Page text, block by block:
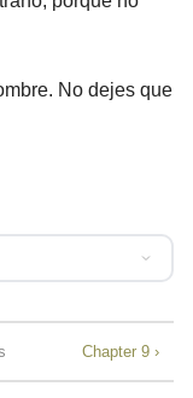
No dejes que
Chapter 9 ›